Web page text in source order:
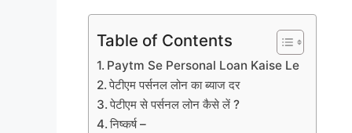
Table of Contents
Paytm Se Personal Loan Kaise Le
पेटीएम पर्सनल लोन का ब्याज दर
पेटीएम से पर्सनल लोन कैसे लें ?
निष्कर्ष –